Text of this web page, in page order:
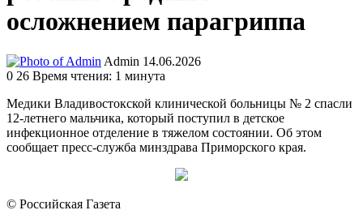
осложнением парагриппа
Admin Send
an
14.06.2026
0 26 Время чтения: 1 минута
Медики Владивостокской клинической больницы № 2 спасли
12-летнего мальчика, который поступил в детское
инфекционное отделение в тяжелом состоянии. Об этом
сообщает пресс-служба минздрава Приморского края.
© Российская Газета